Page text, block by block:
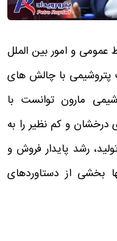
عمومی و امور بین الملل
پتروشیمی با چالش های
مارون توانست با
درخشان و کم نظیر را به
رشد پایدار فروش و
بخشی از دستاوردهای